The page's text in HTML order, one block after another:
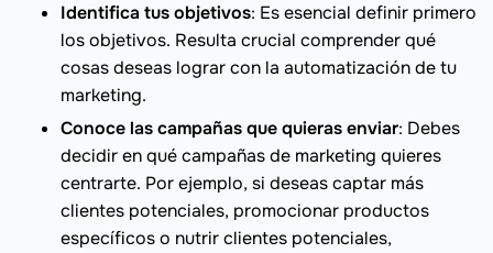
Identifica tus objetivos: Es esencial definir primero
los objetivos. Resulta crucial comprender qué
cosas deseas lograr con la automatización de tu
marketing.
Conoce las campañas que quieras enviar: Debes
decidir en qué campañas de marketing quieres
centrarte. Por ejemplo, si deseas captar más
clientes potenciales, promocionar productos
específicos o nutrir clientes potenciales,